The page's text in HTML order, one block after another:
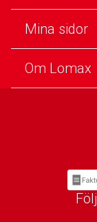
Mina sidor
Om Lomax